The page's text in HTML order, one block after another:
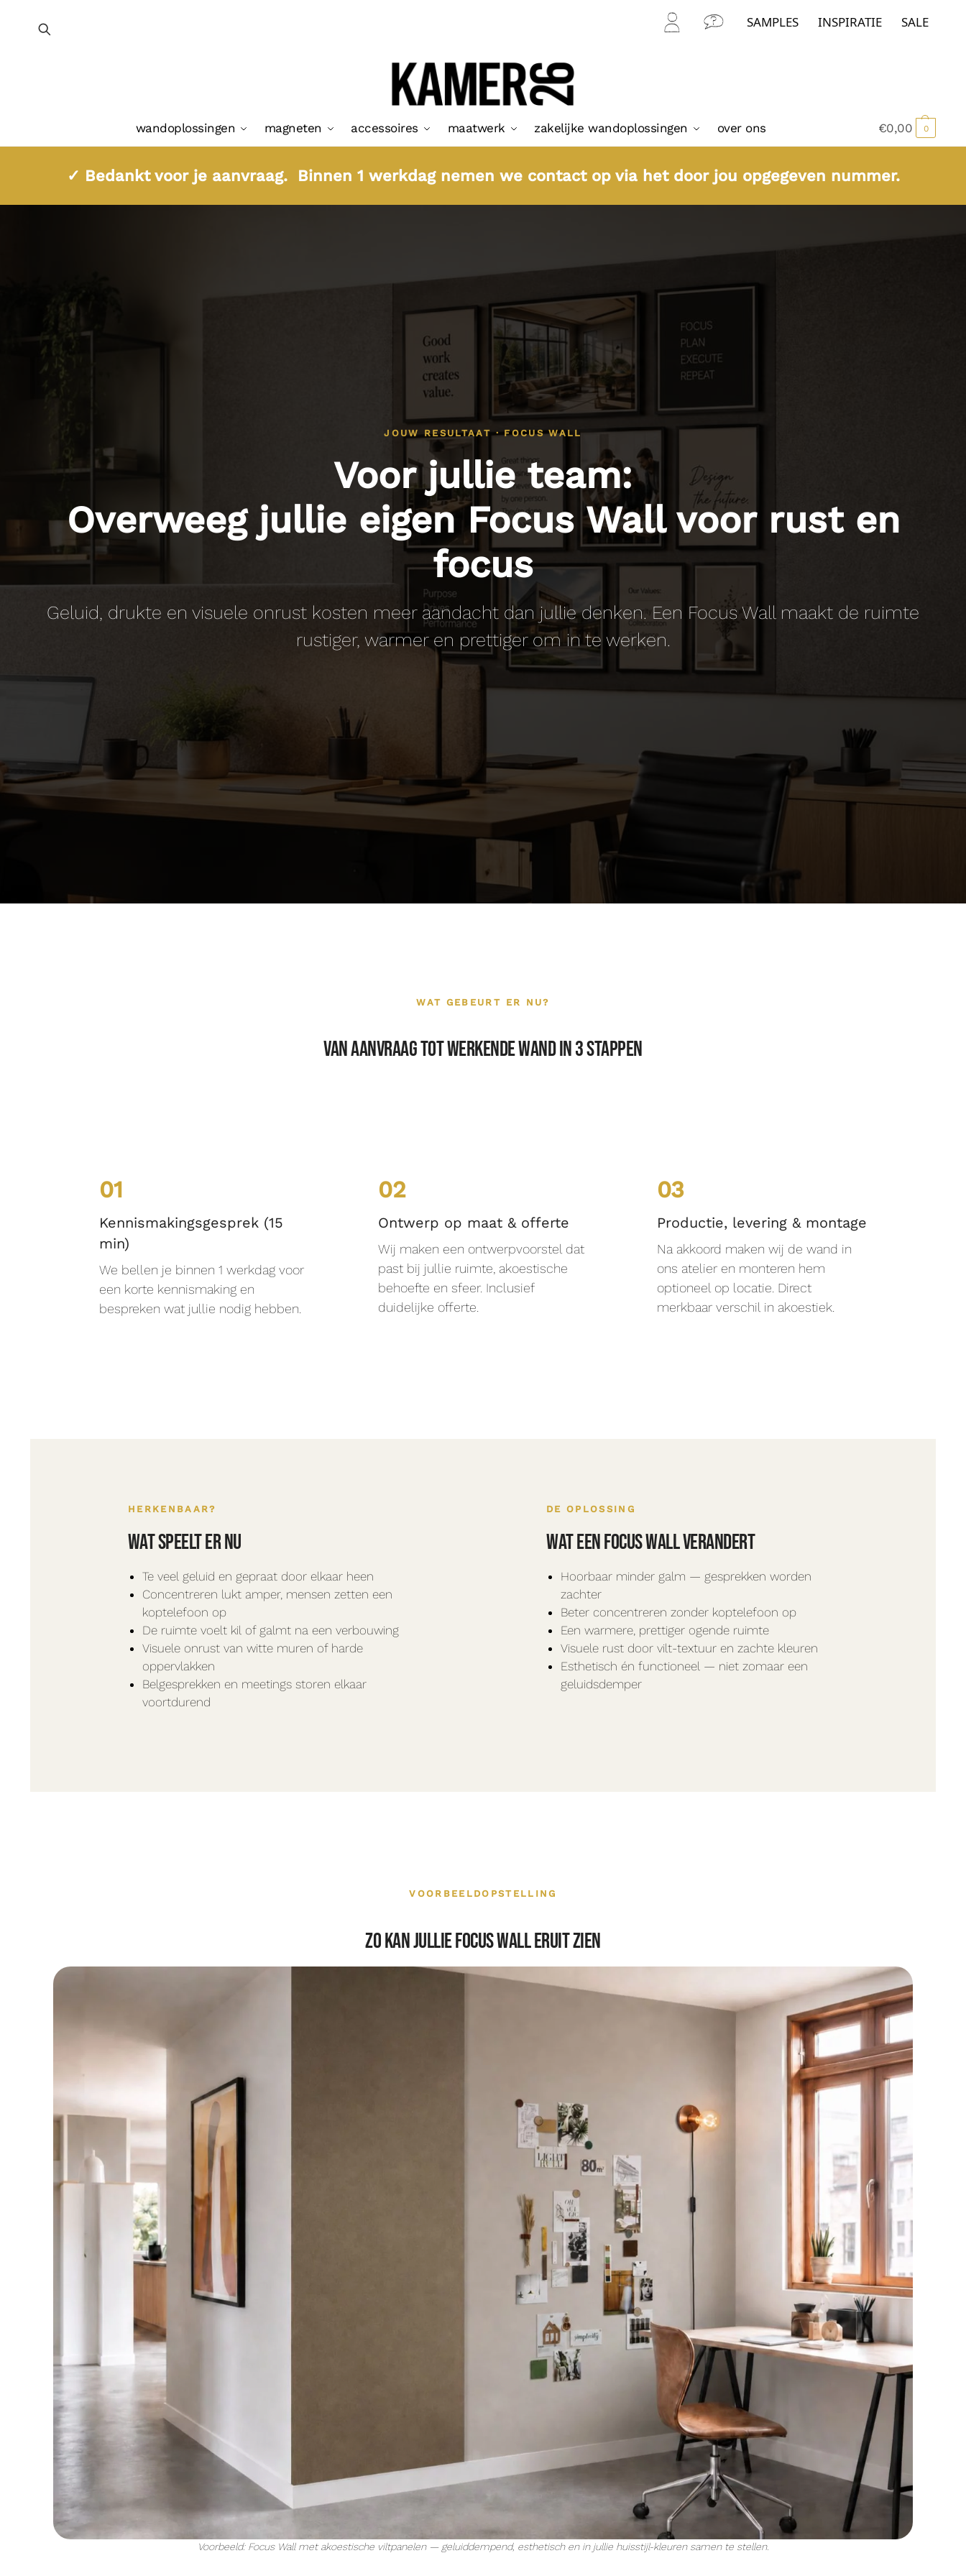
Mijn
Con
SAMPLES INSPIRATIE SALE
wandoplossingen magneten accessoires maatwerk zakelijke wandoplossingen over ons €0,00 0
✓ Bedankt voor je aanvraag. Binnen 1 werkdag nemen we contact op via het door jou opgegeven nummer.
JOUW RESULTAAT · FOCUS WALL
Voor jullie team:
Overweeg jullie eigen Focus Wall voor rust en
focus
Geluid, drukte en visuele onrust kosten meer aandacht dan jullie denken. Een Focus Wall maakt de ruimte
rustiger, warmer en prettiger om in te werken.
WAT GEBEURT ER NU?
Van aanvraag tot werkende wand in 3 stappen
01
Kennismakingsgesprek (15
min)
We bellen je binnen 1 werkdag voor
een korte kennismaking en
bespreken wat jullie nodig hebben.
02
Ontwerp op maat & offerte
Wij maken een ontwerpvoorstel dat
past bij jullie ruimte, akoestische
behoefte en sfeer. Inclusief
duidelijke offerte.
03
Productie, levering & montage
Na akkoord maken wij de wand in
ons atelier en monteren hem
optioneel op locatie. Direct
merkbaar verschil in akoestiek.
HERKENBAAR?
Wat speelt er nu
Te veel geluid en gepraat door elkaar heen
Concentreren lukt amper, mensen zetten een
koptelefoon op
De ruimte voelt kil of galmt na een verbouwing
Visuele onrust van witte muren of harde
oppervlakken
Belgesprekken en meetings storen elkaar
voortdurend
DE OPLOSSING
Wat een Focus Wall verandert
Hoorbaar minder galm — gesprekken worden
zachter
Beter concentreren zonder koptelefoon op
Een warmere, prettiger ogende ruimte
Visuele rust door vilt-textuur en zachte kleuren
Esthetisch én functioneel — niet zomaar een
geluidsdemper
VOORBEELDOPSTELLING
Zo kan jullie Focus Wall eruit zien
Voorbeeld: Focus Wall met akoestische viltpanelen — geluiddempend, esthetisch en in jullie huisstijl-kleuren samen te stellen.